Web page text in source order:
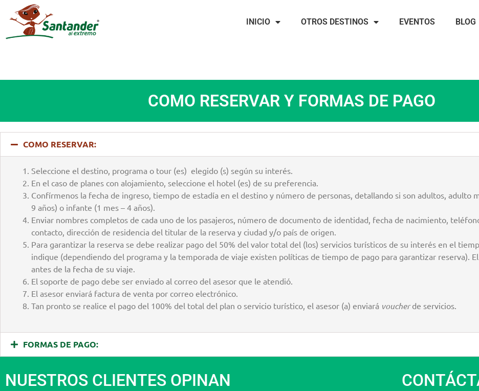
INICIO OTROS DESTINOS EVENTOS BLOG
COMO RESERVAR Y FORMAS DE PAGO
COMO RESERVAR:
Seleccione el destino, programa o tour (es) elegido (s) según su interés.
En el caso de planes con alojamiento, seleccione el hotel (es) de su preferencia.
Confírmenos la fecha de ingreso, tiempo de estadía en el destino y número de personas, detallando si son adultos, adulto
9 años) o infante (1 mes – 4 años).
Enviar nombres completos de cada uno de los pasajeros, número de documento de identidad, fecha de nacimiento,
contacto, dirección de residencia del titular de la reserva y ciudad y/o país de origen.
Para garantizar la reserva se debe realizar pago del 50% del valor total del (los) servicios turísticos de su interés en el
indique (dependiendo del programa y la temporada de viaje existen políticas de tiempo de pago para garantizar reserva).
antes de la fecha de su viaje.
El soporte de pago debe ser enviado al correo del asesor que le atendió.
El asesor enviará factura de venta por correo electrónico.
Tan pronto se realice el pago del 100% del total del plan o servicio turístico, el asesor (a) enviará voucherde servicios.
FORMAS DE PAGO:
NUESTROS CLIENTES OPINAN